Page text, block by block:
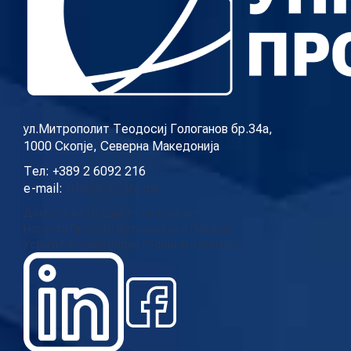
ул.Митрополит Теодосиј Гологанов бр.34а,
1000 Скопје, Северна Македонија
Тел: +389 2 6092 216
e-mail: